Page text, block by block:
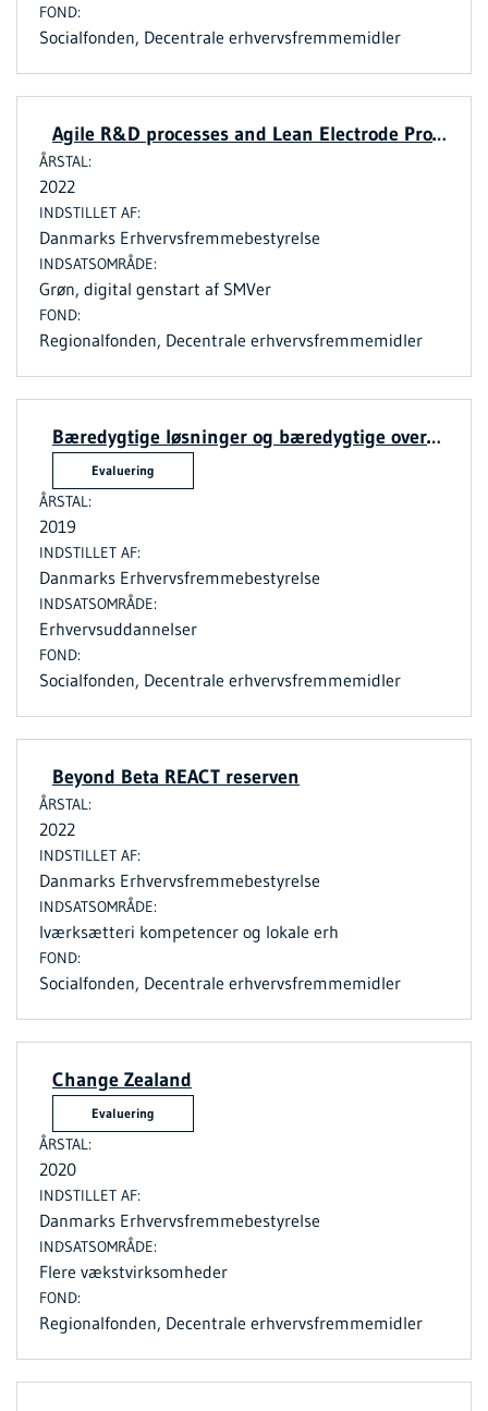
Socialfonden, Decentrale erhvervsfremmemidler
Agile R&D processes and Lean Electrode Production for alkaline electrolysis [H2-LEAN]
2022
Danmarks Erhvervsfremmebestyrelse
Grøn, digital genstart af SMVer
Regionalfonden, Decentrale erhvervsfremmemidler
Bæredygtige løsninger og bæredygtige overgange
Evaluering
2019
Danmarks Erhvervsfremmebestyrelse
Erhvervsuddannelser
Socialfonden, Decentrale erhvervsfremmemidler
Beyond Beta REACT reserven
2022
Danmarks Erhvervsfremmebestyrelse
Iværksætteri kompetencer og lokale erh
Socialfonden, Decentrale erhvervsfremmemidler
Change Zealand
Evaluering
2020
Danmarks Erhvervsfremmebestyrelse
Flere vækstvirksomheder
Regionalfonden, Decentrale erhvervsfremmemidler